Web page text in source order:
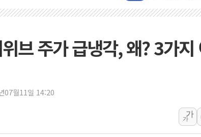
여수 오동도
인천 선재도
인천서 말다툼
'화합' 꺼낸
李대통령,
동해중부 전
연일 폭염에
中 전방위 아파
브 주가 급냉각, 왜? 3가지
07월11일 14:20
가
가